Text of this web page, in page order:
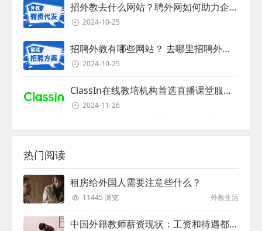
招外教去什么网站？聘外网如何助力企业外教招聘
2024-10-25
招聘外教有哪些网站？ 去哪里招聘外教？
2024-10-25
ClassIn在线教培机构首选直播课堂服务商
2024-11-26
热门阅读
租房给外国人需要注意些什么？
11445 浏览 外教生活
中国外籍教师薪资现状：工资和待遇都非常高